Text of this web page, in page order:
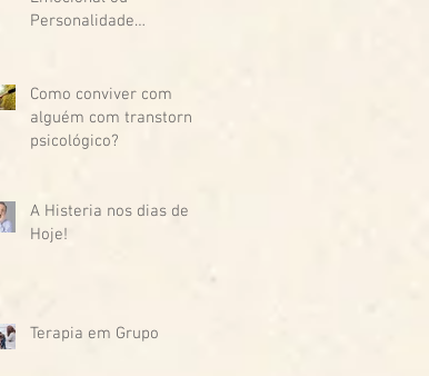
Personalidade
Como conviver com
alguém com transtorno
psicológico?
A Histeria nos dias de
Hoje!
Terapia em Grupo